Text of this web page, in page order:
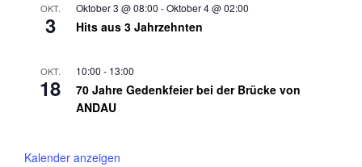
OKT.
3
Oktober 3 @ 08:00 -Oktober 4 @ 02:00
Hits aus 3 Jahrzehnten
OKT.
18
10:00 - 13:00
70 Jahre Gedenkfeier bei der Brücke von
ANDAU
Kalender anzeigen